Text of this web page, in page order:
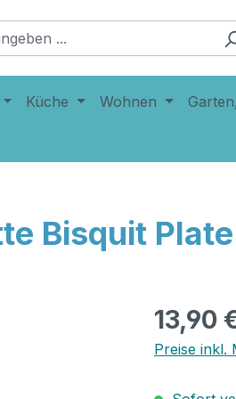
Küche Wohnen
Bisquit
13,90
Preise inkl.